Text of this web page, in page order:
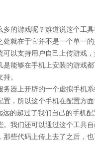
的游戏呢？难道说这个工
就在于它并不是一个单一
以支持用户自己上传游戏
能够在手机上安装的游戏
。
器上开辟的一个虚拟手机
，所以这个手机在配置方
远的超过了我们自己的手机
我们还可以通过这个工具
些代码上传上去了之后，也